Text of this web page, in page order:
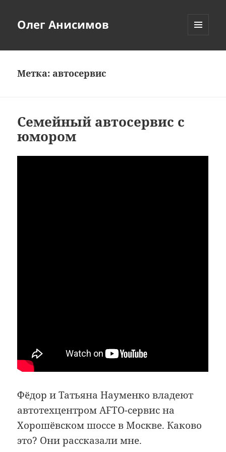
Олег Анисимов
Метка: автосервис
Семейный автосервис с
юмором
Фёдор и Татьяна Науменко владеют
автотехцентром AFTO-сервис на
Хорошёвском шоссе в Москве. Каково
это? Они рассказали мне.